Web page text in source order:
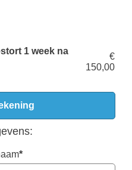
1 week na
€
150,00
*